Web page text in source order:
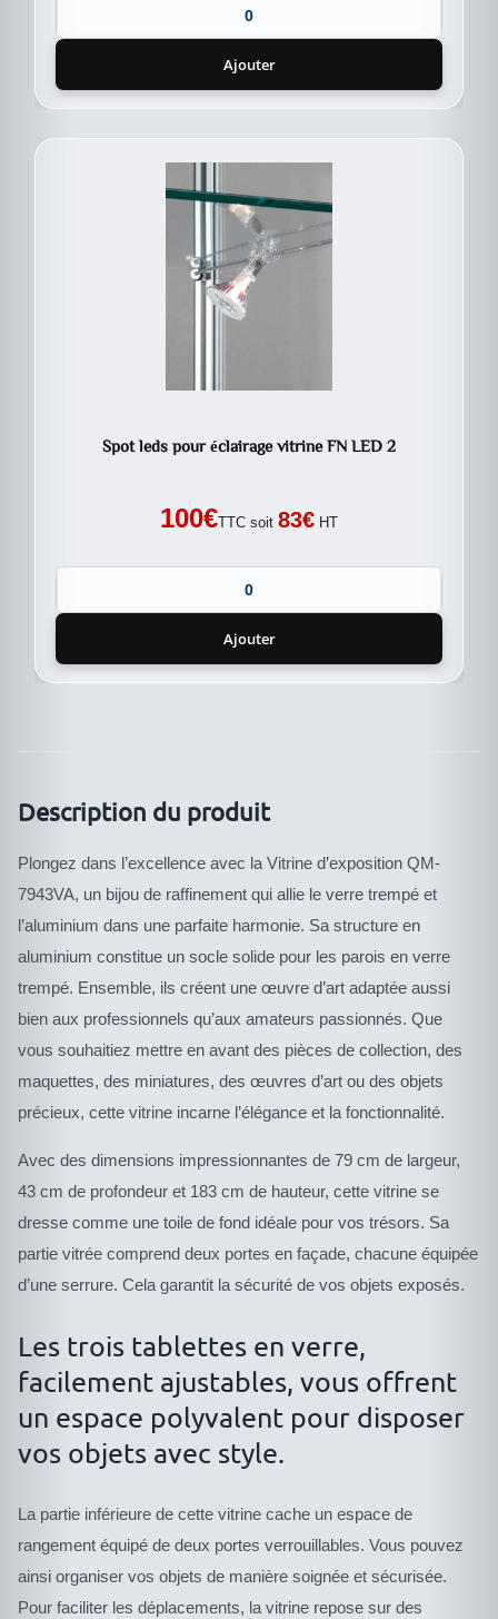
Ajouter
Spot leds pour éclairage vitrine FN LED 2
100€TTC soit 83€ HT
Ajouter
Description du produit
Plongez dans l’excellence avec la Vitrine d’exposition QM-
7943VA, un bijou de raffinement qui allie le verre trempé et
l’aluminium dans une parfaite harmonie. Sa structure en
aluminium constitue un socle solide pour les parois en verre
trempé. Ensemble, ils créent une œuvre d’art adaptée aussi
bien aux professionnels qu’aux amateurs passionnés. Que
vous souhaitiez mettre en avant des pièces de collection, des
maquettes, des miniatures, des œuvres d’art ou des objets
précieux, cette vitrine incarne l’élégance et la fonctionnalité.
Avec des dimensions impressionnantes de 79 cm de largeur,
43 cm de profondeur et 183 cm de hauteur, cette vitrine se
dresse comme une toile de fond idéale pour vos trésors. Sa
partie vitrée comprend deux portes en façade, chacune équipée
d’une serrure. Cela garantit la sécurité de vos objets exposés.
Les trois tablettes en verre,
facilement ajustables, vous offrent
un espace polyvalent pour disposer
vos objets avec style.
La partie inférieure de cette vitrine cache un espace de
rangement équipé de deux portes verrouillables. Vous pouvez
ainsi organiser vos objets de manière soignée et sécurisée.
Pour faciliter les déplacements, la vitrine repose sur des